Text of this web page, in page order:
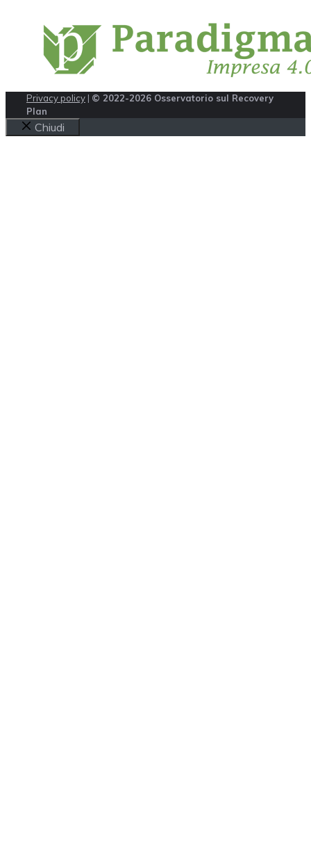
Privacy policy | © 2022-2026 Osservatorio sul Recovery
Plan
Chiudi